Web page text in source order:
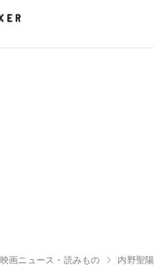
映画ニュース・読みもの 内野聖